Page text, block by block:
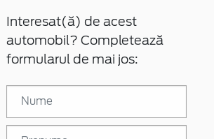
Interesat(ă) de acest
automobil? Completează
formularul de mai jos: